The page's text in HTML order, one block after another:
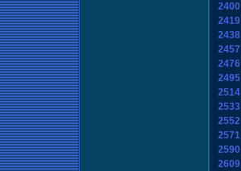
2400
2419
2438
2457
2476
2495
2514
2533
2552
2571
2590
2609